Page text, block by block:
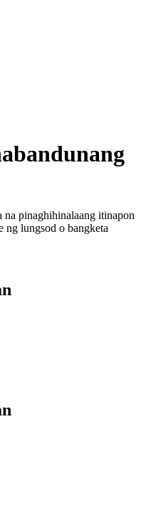
pinaghihinalaang itinapon
ng lungsod o bangketa